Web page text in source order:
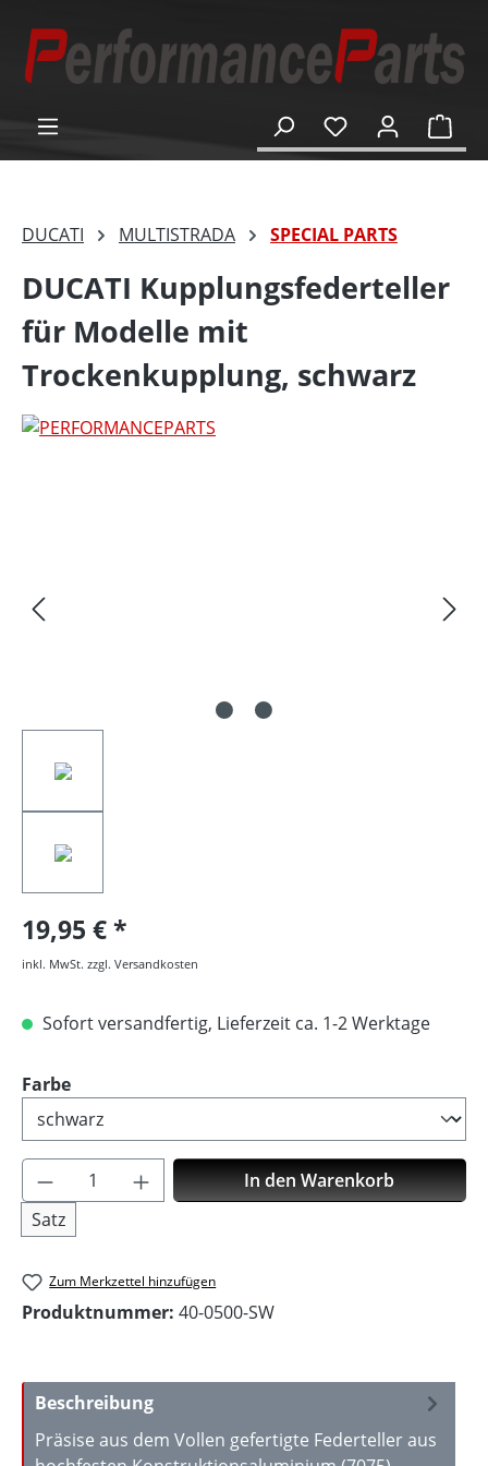
springen
DUCATI MULTISTRADA SPECIAL PARTS
DUCATI Kupplungsfederteller
für Modelle mit
Trockenkupplung, schwarz
19,95 €
inkl. MwSt. zzgl. Versandkosten
Sofort versandfertig, Lieferzeit ca. 1-2 Werktage
Farbeauswählen
Produkt Anzahl: Gib den gewünschten
Satz
In den Warenkorb
Zum Merkzettel hinzufügen
Produktnummer: 40-0500-SW
Beschreibung
Präsise aus dem Vollen gefertigte Federteller aus